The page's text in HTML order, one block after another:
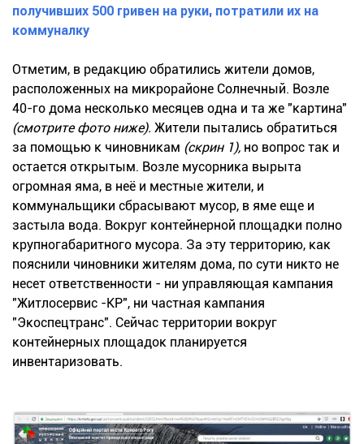
получивших 500 гривен на руки, потратили их на
коммуналку
Отметим, в редакцию обратились жители домов,
расположенных на микрорайоне Солнечный. Возле
40-го дома несколько месяцев одна и та же "картина"
(смотрите фото ниже). Жители пытались обратиться
за помощью к чиновникам (скрин 1), но вопрос так и
остается открытым. Возле мусорника вырыта
огромная яма, в неё и местные жители, и
коммунальщики сбрасывают мусор, в яме еще и
застыла вода. Вокруг контейнерной площадки полно
крупногабаритного мусора. За эту территорию, как
пояснили чиновники жителям дома, по сути никто не
несет ответственности - ни управляющая кампания
"Житлосервис -КР", ни частная кампания
"Экоспецтранс". Сейчас территории вокруг
контейнерных площадок планируется
инвентаризовать.